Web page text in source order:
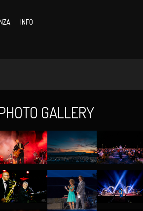
INFO
GALLERY